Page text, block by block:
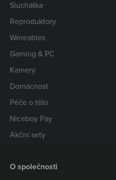
Sluchátka
Reproduktory
Wereables
Gaming & PC
Kamery
Domácnost
Péče o tělo
Niceboy Pay
Akční sety
O společnosti